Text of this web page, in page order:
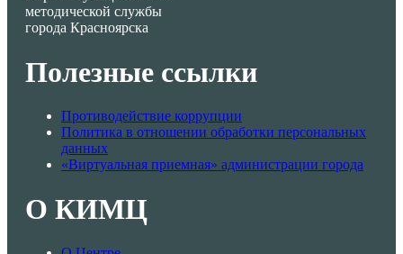
методической службы
города Красноярска
Полезные ссылки
Противодействие коррупции
Политика в отношении обработки персональных
данных
«Виртуальная приемная» администрации города
О КИМЦ